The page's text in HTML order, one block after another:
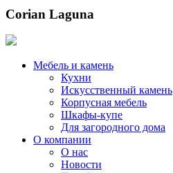
Corian Laguna
Мебель и камень
Кухни
Искусственный камень
Корпусная мебель
Шкафы-купе
Для загородного дома
О компании
О нас
Новости